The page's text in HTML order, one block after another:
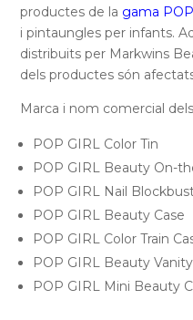
productes de la gama
i pintaungles per infants.
distribuits per Markwins
dels productes són
Marca i nom comercial
POP GIRL Color Tin
POP GIRL Beauty On-
POP GIRL Nail
POP GIRL Beauty Case
POP GIRL Color Train
POP GIRL Beauty
POP GIRL Mini Beauty